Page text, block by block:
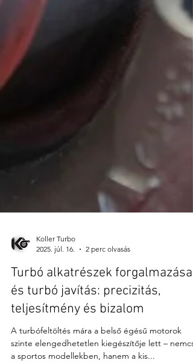
Koller Turbo
2025. júl. 16.
2 perc olvasás
Turbó alkatrészek forgalmazása
és turbó javítás: precizitás,